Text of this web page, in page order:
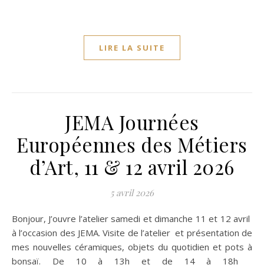
LIRE LA SUITE
JEMA Journées
Européennes des Métiers
d’Art, 11 & 12 avril 2026
5 avril 2026
Bonjour, J’ouvre l’atelier samedi et dimanche 11 et 12 avril
à l’occasion des JEMA. Visite de l’atelier et présentation de
mes nouvelles céramiques, objets du quotidien et pots à
bonsaï. De 10 à 13h et de 14 à 18h